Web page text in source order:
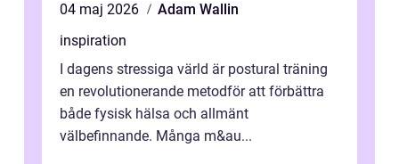
04 maj 2026
Adam Wallin
inspiration
I dagens stressiga värld är postural träning
en revolutionerande metodför att förbättra
både fysisk hälsa och allmänt
välbefinnande. Många m&au...